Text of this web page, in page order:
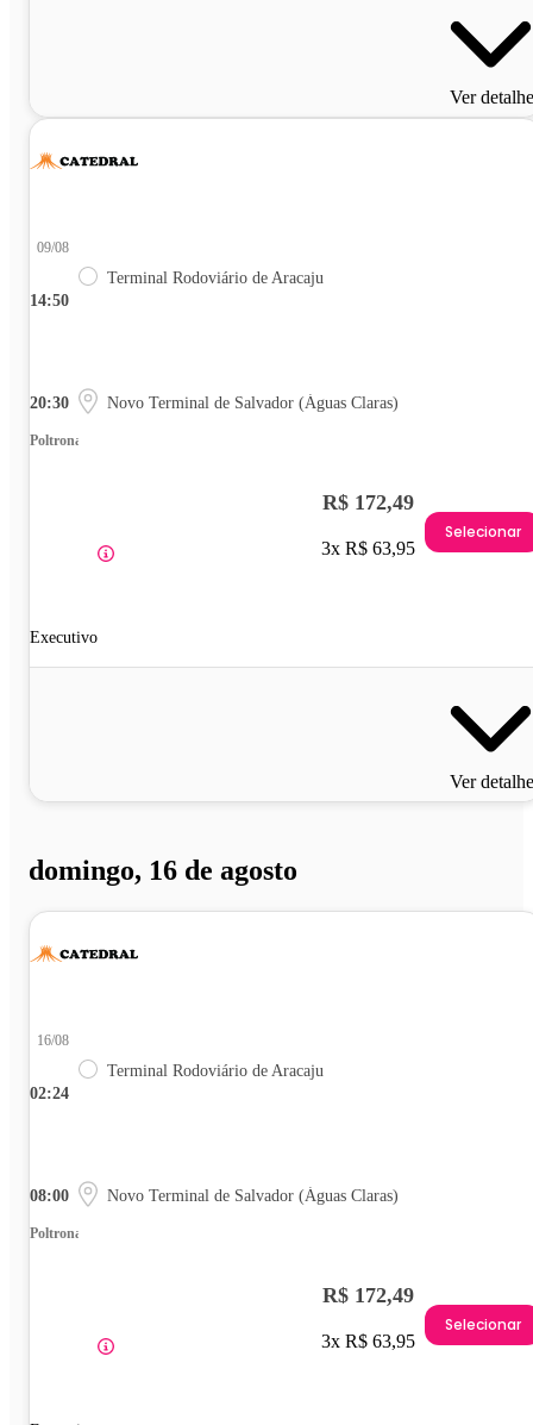
Ver
14:50
09/08
Terminal Rodoviário de Aracaju
20:30 Novo Terminal de Salvador (Águas Claras)
Poltrona
Executivo
R$ 172,49
3x R$ 63,95
Selecionar
Ver
domingo, 16 de agosto
02:24
16/08
Terminal Rodoviário de Aracaju
08:00 Novo Terminal de Salvador (Águas Claras)
Poltrona
R$ 172,49
3x R$ 63,95
Selecionar